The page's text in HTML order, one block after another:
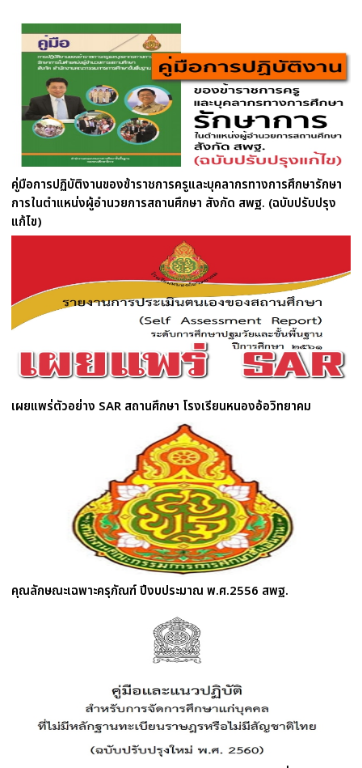
คู่มือการปฏิบัติงานของข้าราชการครูและบุคลากรทางการศึกษารักษา
การในตำแหน่งผู้อำนวยการสถานศึกษา สังกัด สพฐ. (ฉบับปรับปรุง
แก้ไข)
เผยแพร่ตัวอย่าง SAR สถานศึกษา โรงเรียนหนองอ้อวิทยาคม
คุณลักษณะเฉพาะครุภัณฑ์ ปีงบประมาณ พ.ศ.2556 สพฐ.